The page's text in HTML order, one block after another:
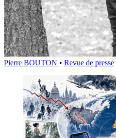
Pierre BOUTON • Revue de presse